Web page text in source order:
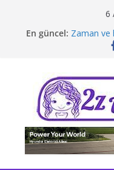
6
En güncel: Zaman ve
Borusan
Tatil